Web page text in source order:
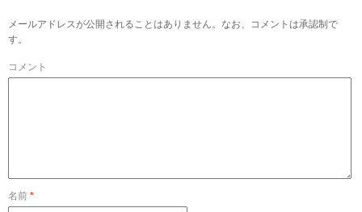
メールアドレスが公開されることはありません。なお、コメントは承認制で
す。
コメント
名前 *